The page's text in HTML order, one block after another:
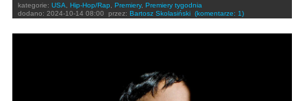
kategorie: USA Hip-Hop/Rap Premiery, Premiery tygodnia
dodano: 2024-10-14 08:00 przez: Bartosz Skolasiński (komentarze: 1)